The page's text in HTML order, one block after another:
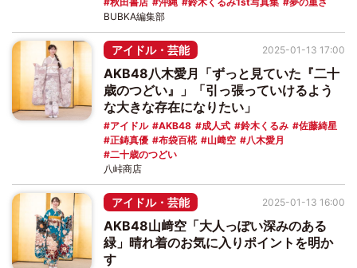
BUBKA編集部
アイドル・芸能
AKB48八木愛月「ずっと見ていた『二十
歳のつどい』」「引っ張っていけるよう
な大きな存在になりたい」
アイドル AKB48 成人式 鈴木くるみ
佐藤綺星
正鋳真優
布袋百椛 山﨑空
八木愛月
二十歳のつどい
2025-01-13 17:00
八峠商店
アイドル・芸能
AKB48山﨑空「大人っぽい深みのある
緑」晴れ着のお気に入りポイントを明か
す
2025-01-13 16:00